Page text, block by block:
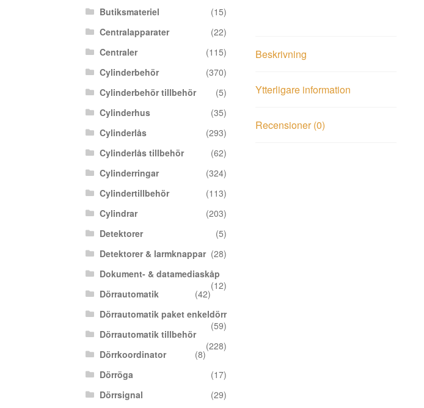
Beskrivning
Ytterligare information
Recensioner (0)
Butiksmateriel
(15)
Centralapparater
(22)
Centraler
(115)
Cylinderbehör
(370)
Cylinderbehör tillbehör
(5)
Cylinderhus
(35)
Cylinderlås
(293)
Cylinderlås tillbehör
(62)
Cylinderringar
(324)
Cylindertillbehör
(113)
Cylindrar
(203)
Detektorer
(5)
Detektorer & larmknappar (28)
Dokument- & datamediaskåp
(12)
Dörrautomatik
(42)
Dörrautomatik paket enkeldörr
(59)
Dörrautomatik tillbehör
(228)
Dörrkoordinator
(8)
Dörröga
(17)
Dörrsignal
(29)